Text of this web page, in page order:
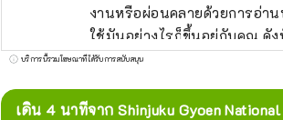
งานหรือผ่อนคลายด้วยการอ่า
ใช้มันอย่างไรก็ขึ้นอยู่กับคุณ ดั
บริการนี้รวมโฆษณาที่ได้รับการสนับสนุน
เดิน 4 นาทีจาก Shinjuku Gyoen